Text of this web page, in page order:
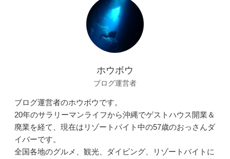
ホウボウ
ブログ運営者
ブログ運営者のホウボウです。
20年のサラリーマンライフから沖縄でゲストハウス開業＆
廃業を経て、現在はリゾートバイト中の57歳のおっさんダ
イバーです。
全国各地のグルメ、観光、ダイビング、リゾートバイトに